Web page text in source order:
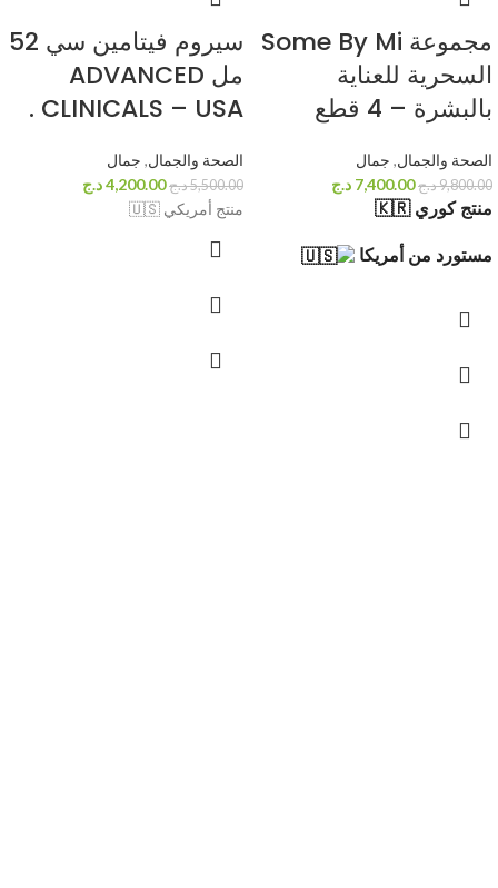
مجموعة Some By Mi
السحرية للعناية
بالبشرة – 4 قطع
الصحة والجمال, جمال
9,800.00د.ج 7,400.00 د.ج
منتج كوري 🇰🇷
مستورد من أمريكا
سيروم فيتامين سي 52
مل ADVANCED
CLINICALS – USA .
الصحة والجمال, جمال
5,500.00د.ج 4,200.00د.ج
منتج أمريكي 🇺🇸